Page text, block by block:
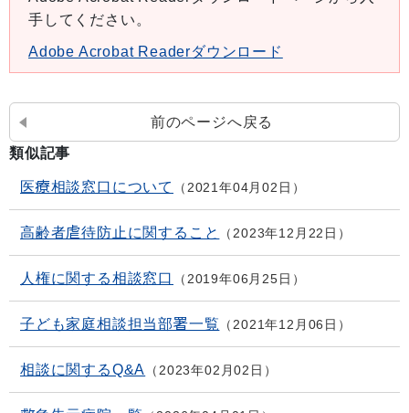
手してください。
Adobe Acrobat Readerダウンロード
前のページへ戻る
類似記事
医療相談窓口について 2021年04月02日
高齢者虐待防止に関すること 2023年12月22日
人権に関する相談窓口 2019年06月25日
子ども家庭相談担当部署一覧 2021年12月06日
相談に関するQ&A 2023年02月02日